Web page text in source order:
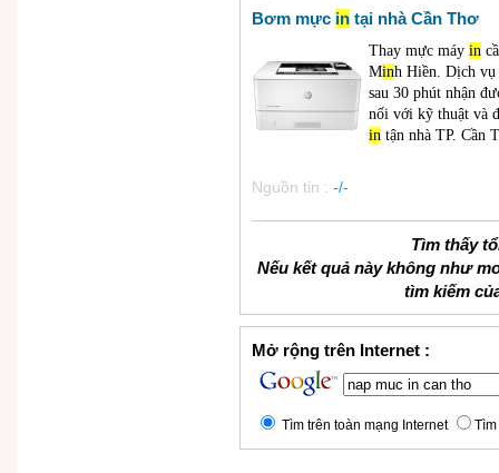
Bơm mực in tại nhà Cần Thơ
Thay mực máy in
Minh Hiền. Dịch
sau 30 phút nhận
nối với kỹ thuật và
in tận nhà TP. Cần
Nguồn tin : -/-
Tìm thấy
Nếu kết quả này không như
tìm kiếm
Mở rộng trên Internet :
Tìm trên toàn mạng Internet